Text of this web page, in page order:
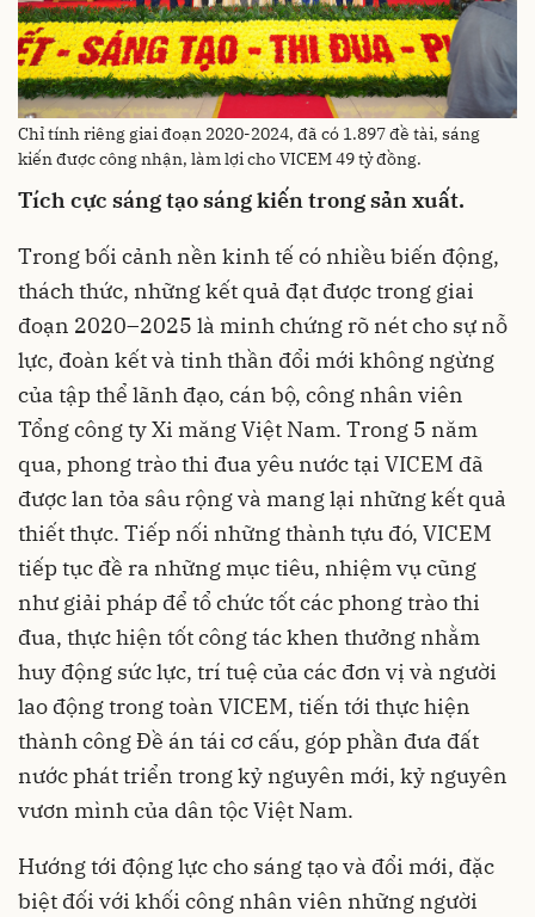
Chỉ tính riêng giai đoạn 2020-2024, đã có 1.897 đề tài, sáng
kiến được công nhận, làm lợi cho VICEM 49 tỷ đồng.
Tích cực sáng tạo sáng kiến trong sản xuất.
Trong bối cảnh nền kinh tế có nhiều biến động,
thách thức, những kết quả đạt được trong giai
đoạn 2020–2025 là minh chứng rõ nét cho sự nỗ
lực, đoàn kết và tinh thần đổi mới không ngừng
của tập thể lãnh đạo, cán bộ, công nhân viên
Tổng công ty Xi măng Việt Nam. Trong 5 năm
qua, phong trào thi đua yêu nước tại VICEM đã
được lan tỏa sâu rộng và mang lại những kết quả
thiết thực. Tiếp nối những thành tựu đó, VICEM
tiếp tục đề ra những mục tiêu, nhiệm vụ cũng
như giải pháp để tổ chức tốt các phong trào thi
đua, thực hiện tốt công tác khen thưởng nhằm
huy động sức lực, trí tuệ của các đơn vị và người
lao động trong toàn VICEM, tiến tới thực hiện
thành công Đề án tái cơ cấu, góp phần đưa đất
nước phát triển trong kỷ nguyên mới, kỷ nguyên
vươn mình của dân tộc Việt Nam.
Hướng tới động lực cho sáng tạo và đổi mới, đặc
biệt đối với khối công nhân viên những người